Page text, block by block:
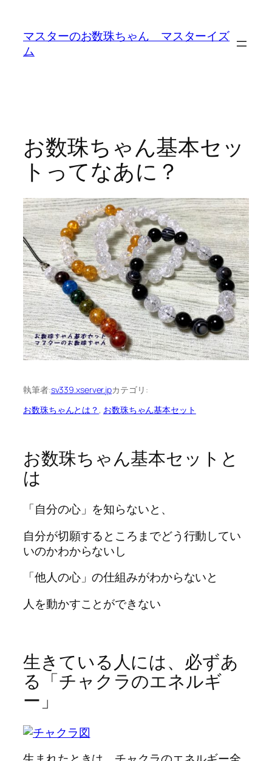
マスターのお数珠ちゃん マスターイズ
ム
お数珠ちゃん基本セッ
トってなあに？
執筆者:sv339.xserver.jpカテゴリ:
お数珠ちゃんとは？ , お数珠ちゃん基本セット
お数珠ちゃん基本セットと
は
「自分の心」を知らないと、
自分が切願するところまでどう行動してい
いのかわからないし
「他人の心」の仕組みがわからないと
人を動かすことができない
生きている人には、必ずあ
る「チャクラのエネルギ
ー」